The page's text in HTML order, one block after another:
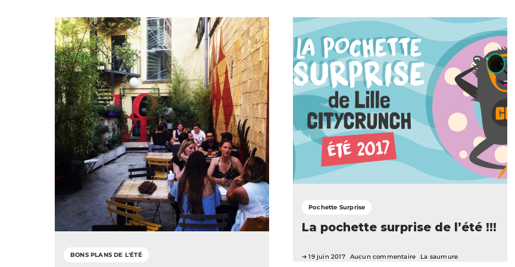
BONS PLANS DE L'ÉTÉ
Pochette Surprise
La pochette surprise de l’été !!!
19 juin 2017 Aucun commentaire La saumure